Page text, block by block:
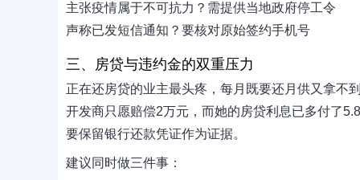
主张疫情属于不可抗力？需提供当地政府停工令
声称已发短信通知？要核对原始签约手机号
三、房贷与违约金的双重压力
正在还房贷的业主最头疼，每月既要还月供又拿不
开发商只愿赔偿2万元，而她的房贷利息已多付了
要保留银行还款凭证作为证据。
建议同时做三件事：